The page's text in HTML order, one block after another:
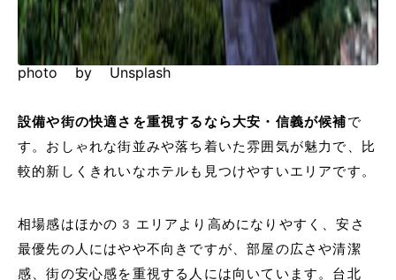
photo by Unsplash
設備や街の快適さを重視するなら大安・信義が候補で
す。おしゃれな街並みや落ち着いた雰囲気が魅力で、比
較的新しくきれいなホテルも見つけやすいエリアです。
相場感はほかの3エリアより高めになりやすく、安さ
最優先の人にはやや不向きですが、部屋の広さや清潔
感、街の安心感を重視する人には向いています。台北